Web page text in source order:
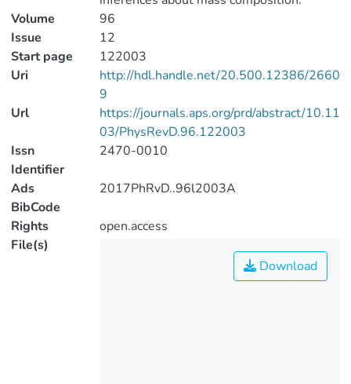
Volume
96
Issue
12
Start page
122003
Uri
http://hdl.handle.net/20.500.12386/2660
9
Url
https://journals.aps.org/prd/abstract/10.11
03/PhysRevD.96.122003
Issn
Identifier
2470-0010
Ads
BibCode
2017PhRvD..96l2003A
Rights
open.access
File(s)
Download